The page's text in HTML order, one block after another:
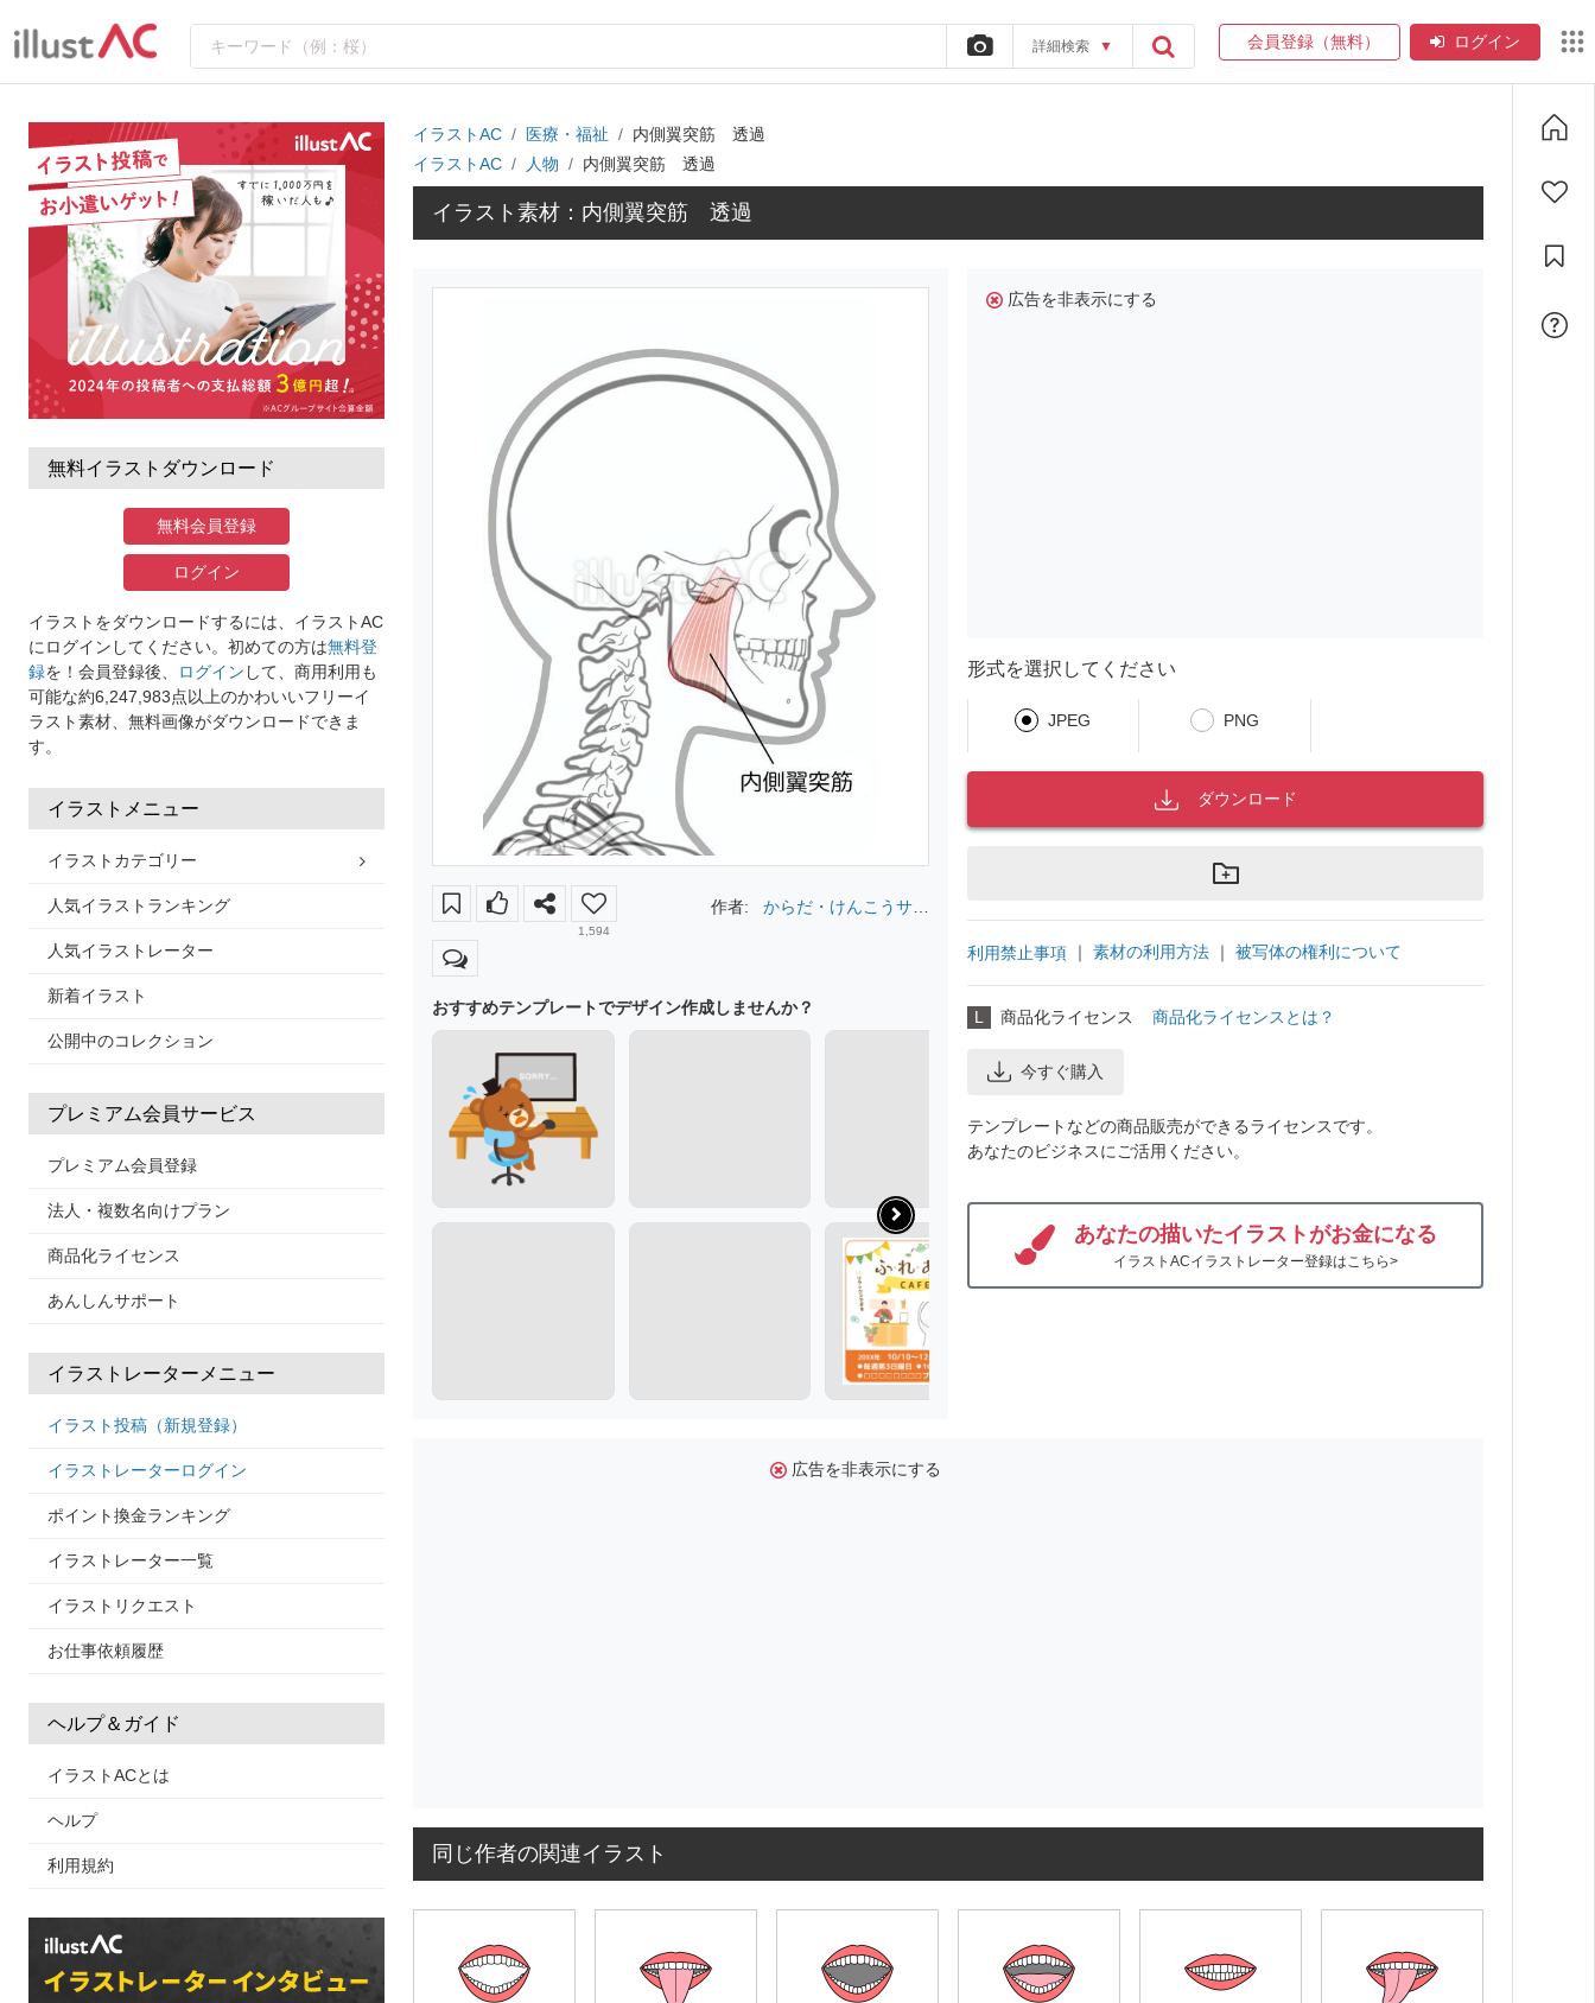
詳細検索 ▼ 会員登録（無料） ログイン
無料イラストダウンロード
無料会員登録
ログイン
イラストをダウンロードするには、イラストAC
にログインしてください。初めての方は無料登
録を！会員登録後、 ログイン して、商用利用も
可能な約6,247,983点以上のかわいいフリーイ
ラスト素材、無料画像がダウンロードできま
す。
イラストメニュー
イラストカテゴリー
人気イラストランキング
人気イラストレーター
新着イラスト
公開中のコレクション
プレミアム会員サービス
プレミアム会員登録
法人・複数名向けプラン
商品化ライセンス
あんしんサポート
イラストレーターメニュー
イラスト投稿（新規登録）
イラストレーターログイン
ポイント換金ランキング
イラストレーター一覧
イラストリクエスト
お仕事依頼履歴
ヘルプ＆ガイド
イラストACとは
ヘルプ
利用規約
イラストAC 医療・福祉
内側翼突筋 透過
イラストAC
人物 内側翼突筋 透過
イラスト素材：内側翼突筋 透過
1,594
作者:
からだ・けんこうサポ
おすすめテンプレートでデザイン作成しませんか？
広告を非表示にする
形式を選択してください
JPEG PNG
ダウンロード
利用禁止事項 ｜ 素材の利用方法 ｜ 被写体の権利について
L 商品化ライセンス 商品化ライセンスとは？
今すぐ購入
テンプレートなどの商品販売ができるライセンスです。
あなたのビジネスにご活用ください。
あなたの描いたイラストがお金になる
イラストACイラストレーター登録はこちら>
広告を非表示にする
同じ作者の関連イラスト